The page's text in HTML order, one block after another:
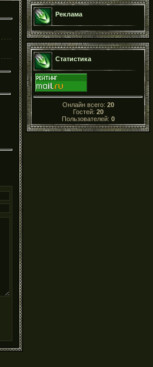
Реклама
Статистика
Онлайн всего: 20
Гостей: 20
Пользователей: 0